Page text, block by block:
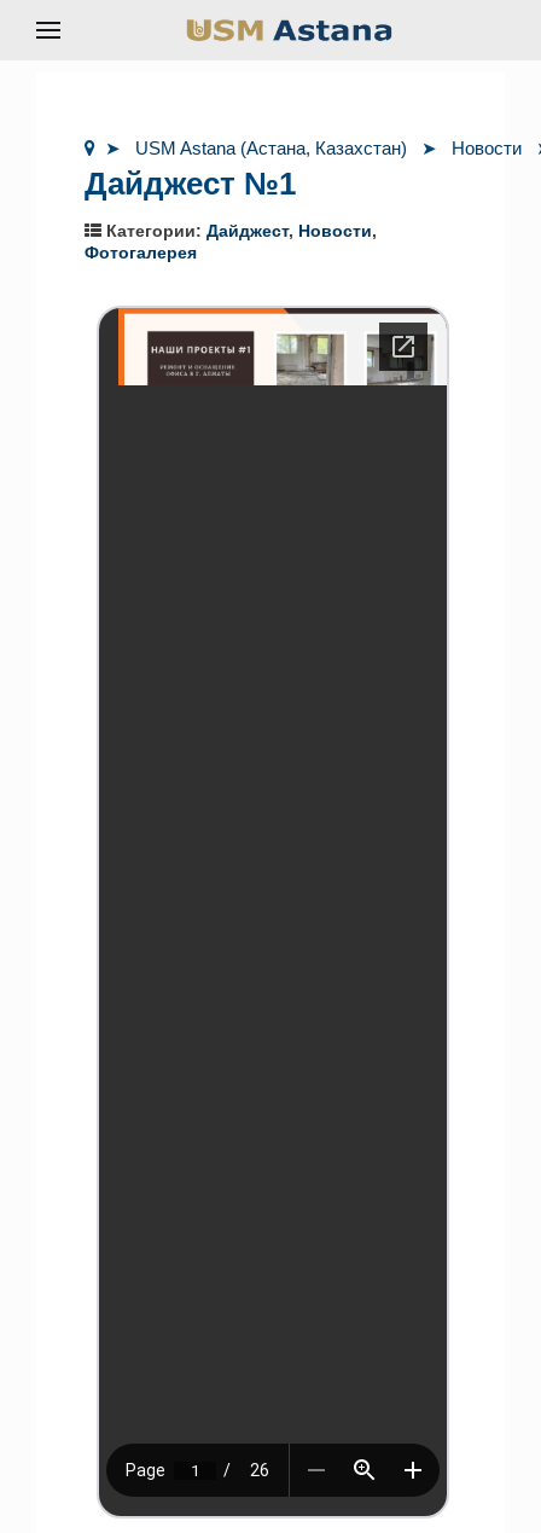
USM Astana (Астана, Казахстан) Новости
Дайджест №1
Категории: Дайджест, Новости,
Фотогалерея